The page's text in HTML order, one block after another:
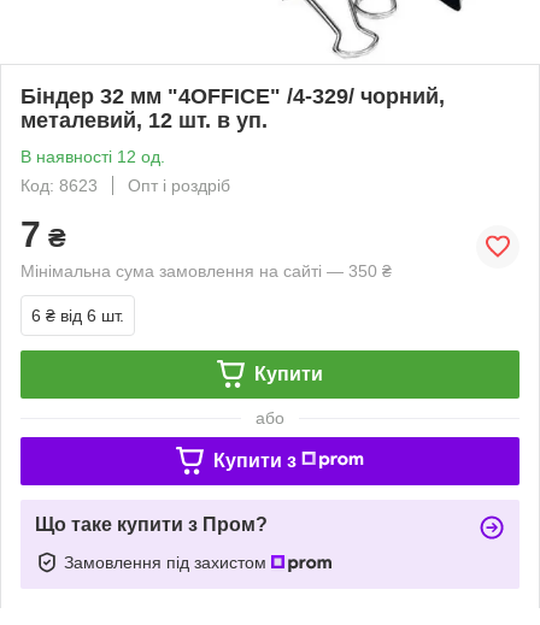
Біндер 32 мм "4OFFICE" /4-329/ чорний,
металевий, 12 шт. в уп.
В наявності 12 од.
Код: 8623
Опт і роздріб
7 ₴
Мінімальна сума замовлення на сайті — 350 ₴
6 ₴ від 6 шт.
Купити
або
Купити з
Що таке купити з Пром?
Замовлення під захистом